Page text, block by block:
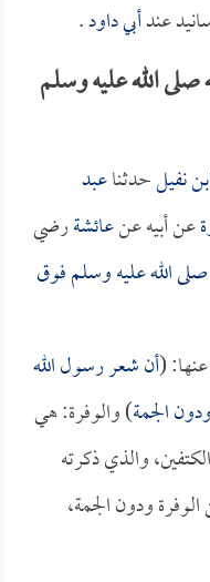
عندأبي داود.
الله عليه وسلم
نفيلحدثناعبد
عن أبيه عنعائشةرضي
الله عليه وسلم فوق
(أن شعر رسول الله
الجمة) والوفرة: هي
والذي ذكرته
الوفرة ودون الجمة،